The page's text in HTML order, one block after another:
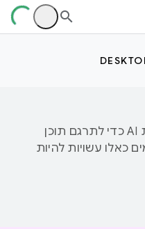
‫Google משתמשת בטכנולוגיית AI כדי לתרגם תוכן
כאלו עשויות להיות